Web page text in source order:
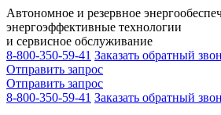
Автономное и резервное
энергоэффективные технологии
и сервисное обслуживание
8-800-350-59-41 Заказать обратный
Отправить запрос
Отправить запрос
8-800-350-59-41 Заказать обратный